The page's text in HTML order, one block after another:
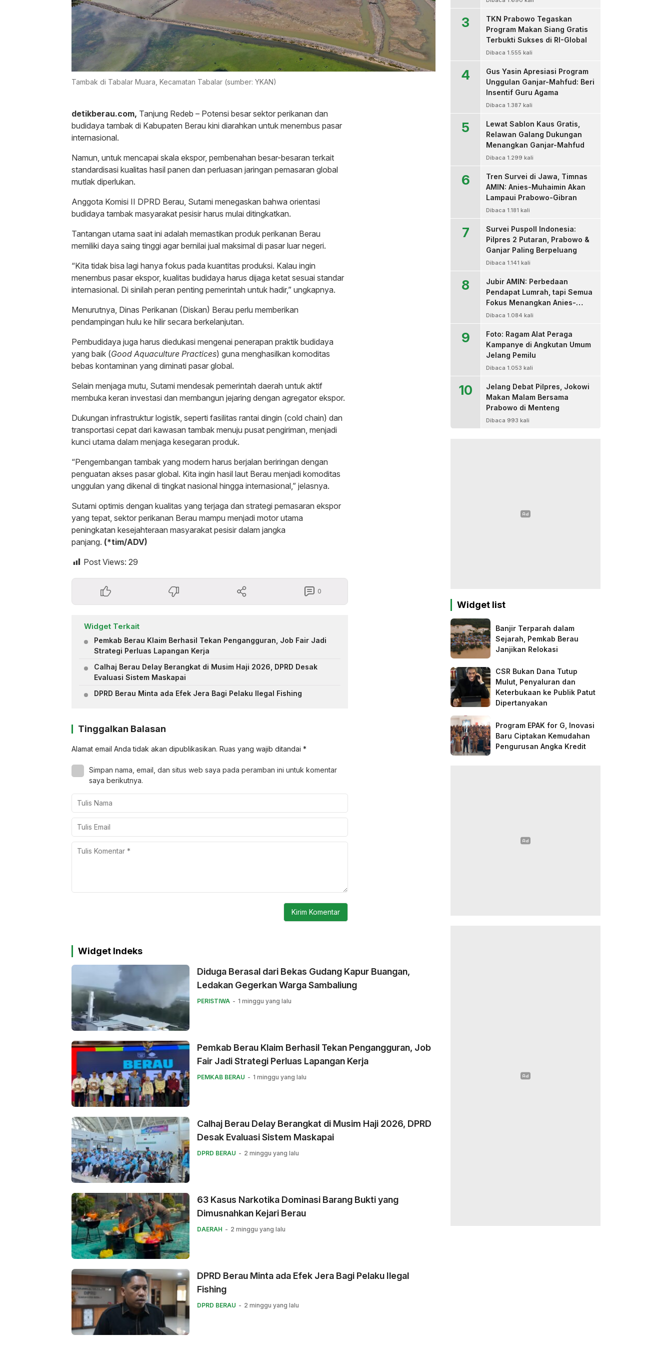
Tambak di Tabalar Muara, Kecamatan Tabalar (sumber: YKAN)
detikberau.com, Tanjung Redeb – Potensi besar sektor perikanan dan
budidaya tambak di Kabupaten Berau kini diarahkan untuk menembus pasar
internasional.
Namun, untuk mencapai skala ekspor, pembenahan besar-besaran terkait
standardisasi kualitas hasil panen dan perluasan jaringan pemasaran global
mutlak diperlukan.
Anggota Komisi II DPRD Berau, Sutami menegaskan bahwa orientasi
budidaya tambak masyarakat pesisir harus mulai ditingkatkan.
Tantangan utama saat ini adalah memastikan produk perikanan Berau
memiliki daya saing tinggi agar bernilai jual maksimal di pasar luar negeri.
“Kita tidak bisa lagi hanya fokus pada kuantitas produksi. Kalau ingin
menembus pasar ekspor, kualitas budidaya harus dijaga ketat sesuai standar
internasional. Di sinilah peran penting pemerintah untuk hadir,” ungkapnya.
Menurutnya, Dinas Perikanan (Diskan) Berau perlu memberikan
pendampingan hulu ke hilir secara berkelanjutan.
Pembudidaya juga harus diedukasi mengenai penerapan praktik budidaya
yang baik (Good Aquaculture Practices) guna menghasilkan komoditas
bebas kontaminan yang diminati pasar global.
Selain menjaga mutu, Sutami mendesak pemerintah daerah untuk aktif
membuka keran investasi dan membangun jejaring dengan agregator ekspor.
Dukungan infrastruktur logistik, seperti fasilitas rantai dingin (cold chain) dan
transportasi cepat dari kawasan tambak menuju pusat pengiriman, menjadi
kunci utama dalam menjaga kesegaran produk.
“Pengembangan tambak yang modern harus berjalan beriringan dengan
penguatan akses pasar global. Kita ingin hasil laut Berau menjadi komoditas
unggulan yang dikenal di tingkat nasional hingga internasional,” jelasnya.
Sutami optimis dengan kualitas yang terjaga dan strategi pemasaran ekspor
yang tepat, sektor perikanan Berau mampu menjadi motor utama
peningkatan kesejahteraan masyarakat pesisir dalam jangka
panjang. (*tim/ADV)
Post Views: 29
0
Widget Terkait
Pemkab Berau Klaim Berhasil Tekan Pengangguran, Job Fair Jadi
Strategi Perluas Lapangan Kerja
Calhaj Berau Delay Berangkat di Musim Haji 2026, DPRD Desak
Evaluasi Sistem Maskapai
DPRD Berau Minta ada Efek Jera Bagi Pelaku Ilegal Fishing
Tinggalkan Balasan
Alamat email Anda tidak akan dipublikasikan. Ruas yang wajib ditandai *
Simpan nama, email, dan situs web saya pada peramban ini untuk komentar
saya berikutnya.
Widget Indeks
Diduga Berasal dari Bekas Gudang Kapur Buangan,
Ledakan Gegerkan Warga Sambaliung
PERISTIWA 1 minggu yang lalu
Pemkab Berau Klaim Berhasil Tekan Pengangguran, Job
Fair Jadi Strategi Perluas Lapangan Kerja
PEMKAB BERAU 1 minggu yang lalu
Calhaj Berau Delay Berangkat di Musim Haji 2026, DPRD
Desak Evaluasi Sistem Maskapai
DPRD BERAU 2 minggu yang lalu
63 Kasus Narkotika Dominasi Barang Bukti yang
Dimusnahkan Kejari Berau
DAERAH 2 minggu yang lalu
DPRD Berau Minta ada Efek Jera Bagi Pelaku Ilegal
Fishing
DPRD BERAU 2 minggu yang lalu
3
TKN Prabowo Tegaskan
Program Makan Siang Gratis
Terbukti Sukses di RI-Global
Dibaca 1.555 kali
4
Gus Yasin Apresiasi Program
Unggulan Ganjar-Mahfud: Beri
Insentif Guru Agama
Dibaca 1.387 kali
5
Lewat Sablon Kaus Gratis,
Relawan Galang Dukungan
Menangkan Ganjar-Mahfud
Dibaca 1.299 kali
6
Tren Survei di Jawa, Timnas
AMIN: Anies-Muhaimin Akan
Lampaui Prabowo-Gibran
Dibaca 1.181 kali
7
Survei Puspoll Indonesia:
Pilpres 2 Putaran, Prabowo &
Ganjar Paling Berpeluang
Dibaca 1.141 kali
8
Jubir AMIN: Perbedaan
Pendapat Lumrah, tapi Semua
Fokus Menangkan Anies-
Muhaimin
Dibaca 1.084 kali
9
Foto: Ragam Alat Peraga
Kampanye di Angkutan Umum
Jelang Pemilu
Dibaca 1.053 kali
10
Jelang Debat Pilpres, Jokowi
Makan Malam Bersama
Prabowo di Menteng
Dibaca 993 kali
Widget list
Banjir Terparah dalam
Sejarah, Pemkab Berau
Janjikan Relokasi
CSR Bukan Dana Tutup
Mulut, Penyaluran dan
Keterbukaan ke Publik Patut
Dipertanyakan
Program EPAK for G, Inovasi
Baru Ciptakan Kemudahan
Pengurusan Angka Kredit